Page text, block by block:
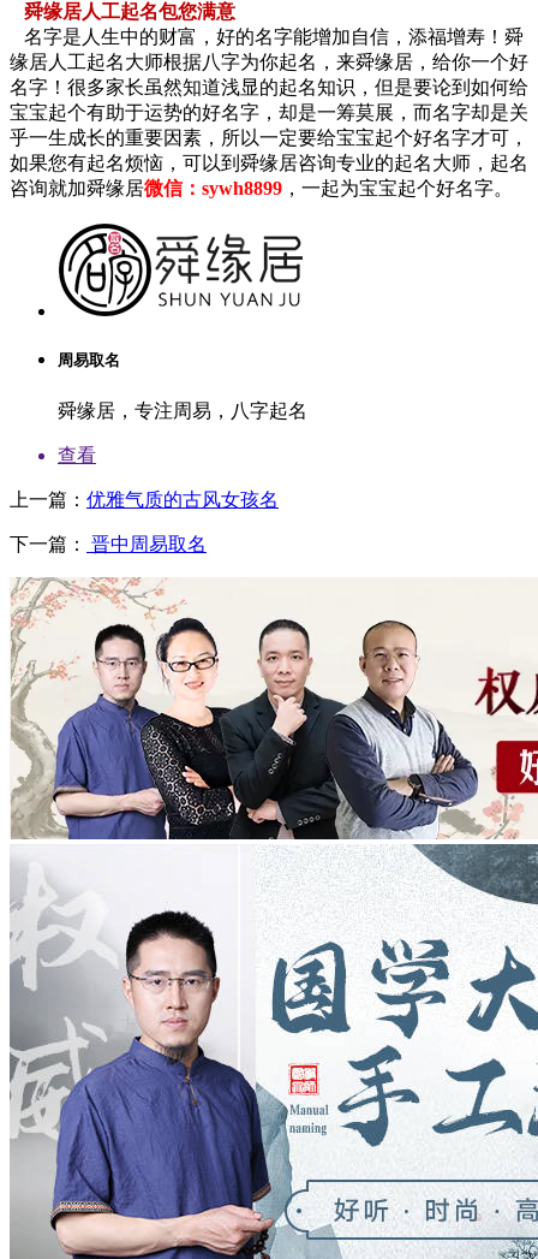
舜缘居人工起名包您满意
名字是人生中的财富，好的名字能增加自信，添福增寿！舜
缘居人工起名大师根据八字为你起名，来舜缘居，给你一个好
名字！很多家长虽然知道浅显的起名知识，但是要论到如何给
宝宝起个有助于运势的好名字，却是一筹莫展，而名字却是关
乎一生成长的重要因素，所以一定要给宝宝起个好名字才可，
如果您有起名烦恼，可以到舜缘居咨询专业的起名大师，起名
咨询就加舜缘居微信：sywh8899 ，一起为宝宝起个好名字。
周易取名
舜缘居，专注周易，八字起名
查看
上一篇： 优雅气质的古风女孩名
下一篇： 晋中周易取名